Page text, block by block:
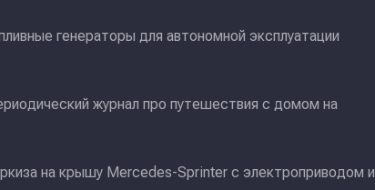
генераторы для автономной эксплуатации
журнал про путешествия с домом на
на крышу Mercedes-Sprinter с электроприводом и